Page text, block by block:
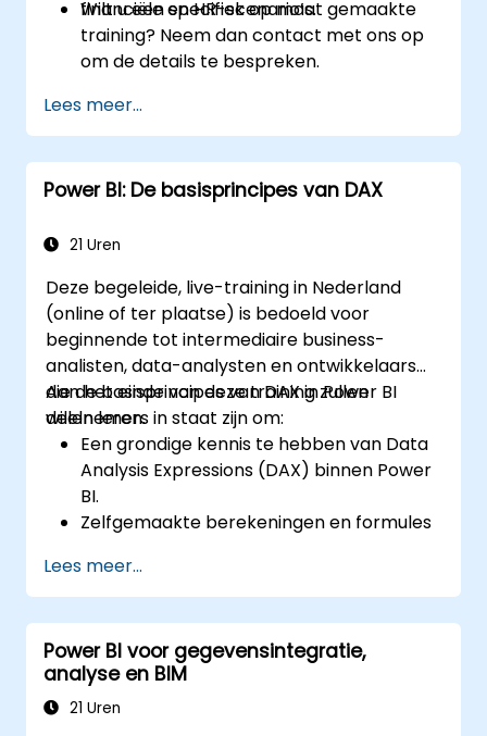
financiële en HR-scenario’s.
Wilt u een specifiek op maat gemaakte
training? Neem dan contact met ons op
om de details te bespreken.
Lees meer...
Power BI: De basisprincipes van DAX
21 Uren
Deze begeleide, live-training in Nederland
(online of ter plaatse) is bedoeld voor
beginnende tot intermediaire business-
analisten, data-analysten en ontwikkelaars
die de basisprincipes van DAX in Power BI
willen leren.
Aan het einde van deze training zullen
deelnemers in staat zijn om:
Een grondige kennis te hebben van Data
Analysis Expressions (DAX) binnen Power
BI.
Zelfgemaakte berekeningen en formules
verkrijgen van inzichten.
Beste praktijken toe te passen om de
prestaties van DAX te optimaliseren.
Lees meer...
Power BI voor gegevensintegratie,
analyse en BIM
21 Uren